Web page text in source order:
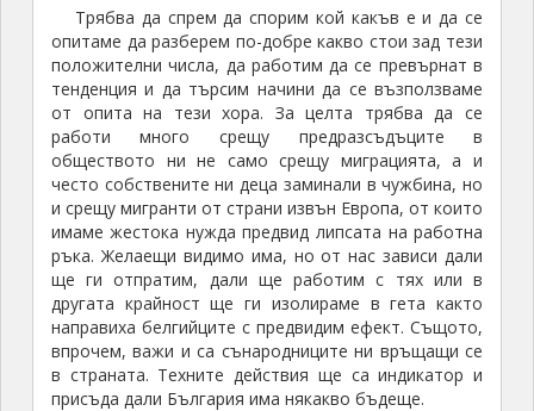
Трябва да спрем да спорим кой какъв е и да се
опитаме да разберем по-добре какво стои зад тези
положителни числа, да работим да се превърнат в
тенденция и да търсим начини да се възползваме
от опита на тези хора. За целта трябва да се
работи много срещу предразсъдъците в
обществото ни не само срещу миграцията, а и
често собствените ни деца заминали в чужбина, но
и срещу мигранти от страни извън Европа, от които
имаме жестока нужда предвид липсата на работна
ръка. Желаещи видимо има, но от нас зависи дали
ще ги отпратим, дали ще работим с тях или в
другата крайност ще ги изолираме в гета както
направиха белгийците с предвидим ефект. Същото,
впрочем, важи и са сънародниците ни връщащи се
в страната. Техните действия ще са индикатор и
присъда дали България има някакво бъдеще.